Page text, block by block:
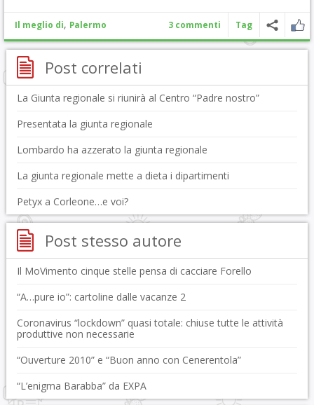
Il meglio di, Palermo 3 commenti Tag
Post correlati
La Giunta regionale si riunirà al Centro “Padre nostro”
Presentata la giunta regionale
Lombardo ha azzerato la giunta regionale
La giunta regionale mette a dieta i dipartimenti
Petyx a Corleone…e voi?
Post stesso autore
Il MoVimento cinque stelle pensa di cacciare Forello
“A…pure io”: cartoline dalle vacanze 2
Coronavirus “lockdown” quasi totale: chiuse tutte le attività
produttive non necessarie
“Ouverture 2010” e “Buon anno con Cenerentola”
“L’enigma Barabba” da EXPA